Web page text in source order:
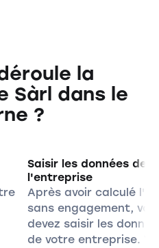
la
Sàrl dans le
?
Saisir les données de
l'entreprise
Après avoir calculé
sans engagement,
devez saisir les
de votre entreprise.